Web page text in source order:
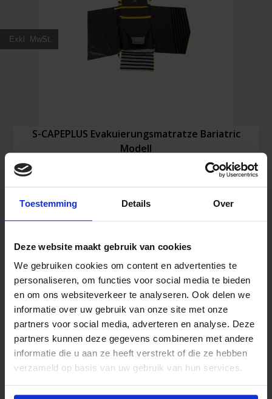
Toestemming Details Over
Deze website maakt gebruik van cookies
We gebruiken cookies om content en advertenties te
personaliseren, om functies voor social media te bieden
en om ons websiteverkeer te analyseren. Ook delen we
informatie over uw gebruik van onze site met onze
partners voor social media, adverteren en analyse. Deze
partners kunnen deze gegevens combineren met andere
informatie die u aan ze heeft verstrekt of die ze hebben
verzameld op basis van uw gebruik van hun services.
Exkl. MwSt.
S-CAPEPLUS Evakuierungsmatratze Bariatric
Modell
1.479,81€
S-
CAPEPLUS
Evakuierungsmatratze
Menge
Ähnliche Produkte